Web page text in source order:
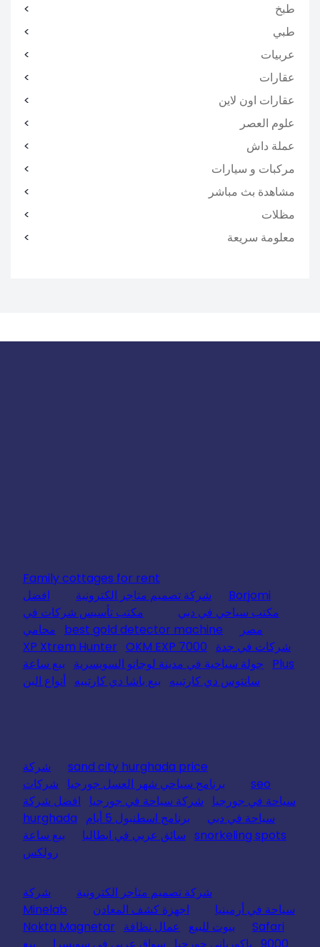
طبخ
طبي
عربيات
عقارات
عقارات اون لاين
علوم العصر
عملة داش
مركبات و سيارات
مشاهدة بث مباشر
مظلات
معلومة سريعة
Family cottages for rent
Borjomi
شركة تصميم متاجر الكترونية
افضل
مكتب سياحي في دبي
مكتب تأسيس شركات في
مصر
best gold detector machine
محامي
شركات في جدة
XP Xtrem Hunter OKM EXP 7000
Plus
جولة سياحية في مدينة لوجانو السويسرية
بيع ساعة
سانتوس دي كارتييه
بيع باشا دي كارتييه أنواع البن
sand city hurghada price
شركة
seo
برنامج سياحي شهر العسل جورجيا
شركات
سياحة في جورجيا
شركة سياحة في جورجيا
افضل شركة
سياحة في دبي
برنامج اسطنبول 5 أيام
hurghada
snorkeling spots سائق عربي في ايطاليا
بيع ساعة
رولكس
شركة تصميم متاجر الكترونية
شركة
سياحة في أرمينيا
اجهزة كشف المعادن
Minelab
Safari
بيوت للبيع عمال نظافة Nokta Magnetar